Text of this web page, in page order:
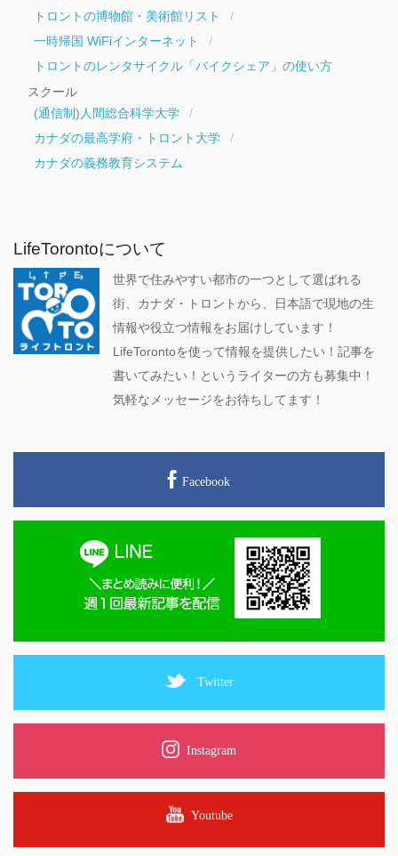
トロントの博物館・美術館リスト
一時帰国 WiFiインターネット
トロントのレンタサイクル「バイクシェア」の使い方
スクール
(通信制)人間総合科学大学
カナダの最高学府・トロント大学
カナダの義務教育システム
LifeTorontoについて
世界で住みやすい都市の一つとして選ばれる
街、カナダ・トロントから、日本語で現地の生
情報や役立つ情報をお届けしています！
LifeTorontoを使って情報を提供したい！記事を
書いてみたい！というライターの方も募集中！
気軽なメッセージをお待ちしてます！
Facebook
Twitter
Instagram
Youtube